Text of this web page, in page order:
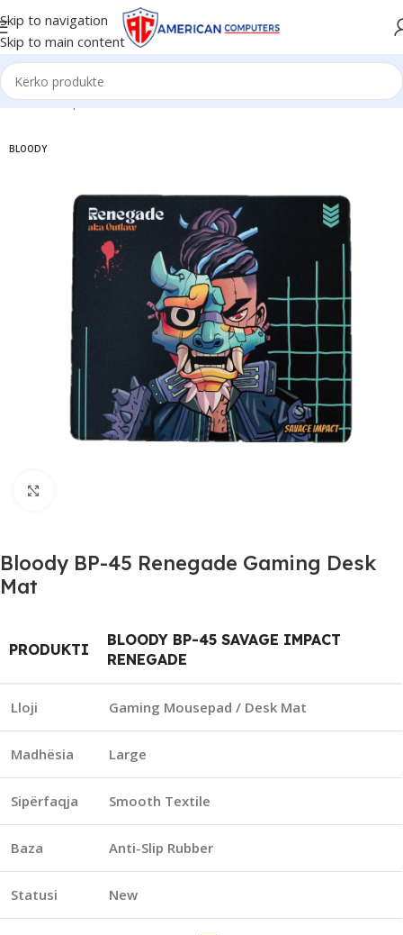
Skip to navigation
Skip to main content
Kreu/Komponent PC/Mouse
BLOODY
Bloody BP-45 Renegade Gaming Desk
Mat
PRODUKTI
BLOODY BP-45 SAVAGE IMPACT
RENEGADE
Lloji Gaming Mousepad / Desk Mat
Madhësia Large
Sipërfaqja Smooth Textile
Baza Anti-Slip Rubber
Statusi New